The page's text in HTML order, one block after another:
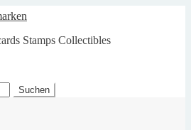
Stamps Collectibles
Suchen